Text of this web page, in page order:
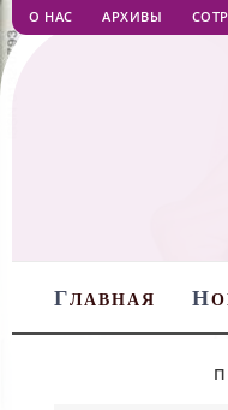
О НАС АРХИВЫ
ГЛАВНАЯ Н